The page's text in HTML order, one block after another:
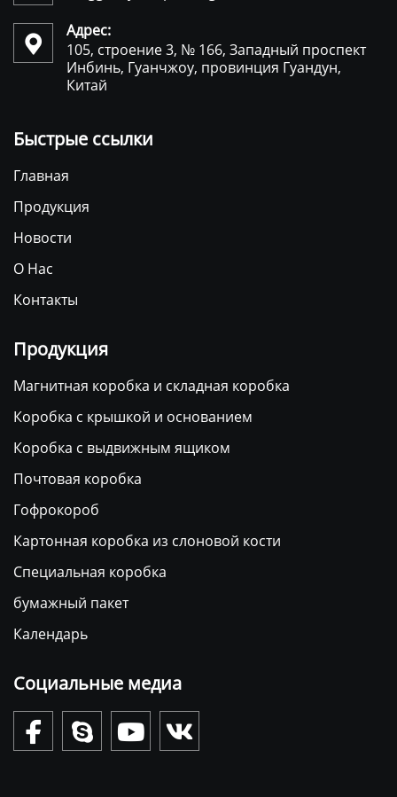

Адрес:
105, строение 3, № 166, Западный проспект
Инбинь, Гуанчжоу, провинция Гуандун,
Китай
Быстрые ссылки
Главная
Продукция
Новости
О Нас
Контакты
Продукция
Магнитная коробка и складная коробка
Коробка с крышкой и основанием
Коробка с выдвижным ящиком
Почтовая коробка
Гофрокороб
Картонная коробка из слоновой кости
Специальная коробка
бумажный пакет
Календарь
Социальные медиа
   